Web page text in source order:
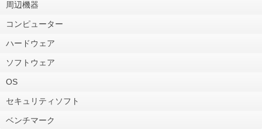
周辺機器
コンピューター
ハードウェア
ソフトウェア
OS
セキュリティソフト
ベンチマーク